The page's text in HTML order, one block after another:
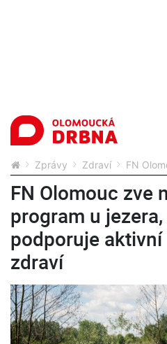
Zprávy Zdraví FN
FN Olomouc zve
program u
podporuje
zdraví